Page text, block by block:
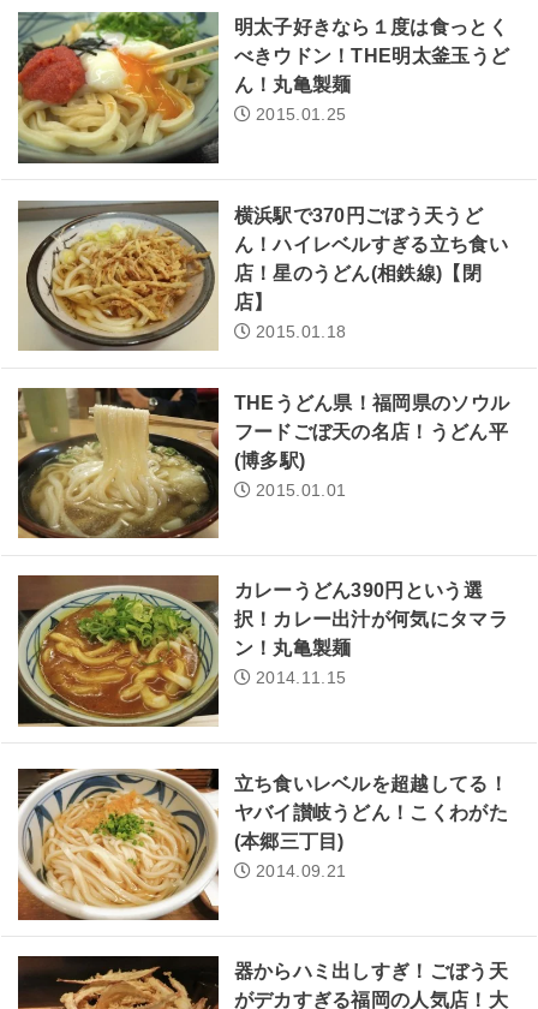
明太子好きなら１度は食っとく
べきウドン！THE明太釜玉うど
ん！丸亀製麺
2015.01.25
横浜駅で370円ごぼう天うど
ん！ハイレベルすぎる立ち食い
店！星のうどん(相鉄線)【閉
店】
2015.01.18
THEうどん県！福岡県のソウル
フードごぼ天の名店！うどん平
(博多駅)
2015.01.01
カレーうどん390円という選
択！カレー出汁が何気にタマラ
ン！丸亀製麺
2014.11.15
立ち食いレベルを超越してる！
ヤバイ讃岐うどん！こくわがた
(本郷三丁目)
2014.09.21
器からハミ出しすぎ！ごぼう天
がデカすぎる福岡の人気店！大